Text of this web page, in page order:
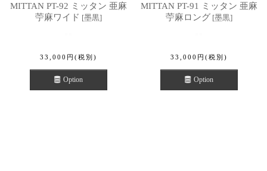
MITTAN PT-92 ミッタン 亜麻
苧麻ワイド [墨黒]
33,000 円 (税別)
Option
MITTAN PT-91 ミッタン 亜麻
苧麻ロング [墨黒]
33,000 円 (税別)
Option